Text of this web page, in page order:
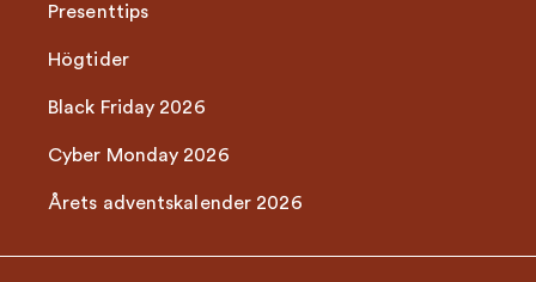
Presenttips
Högtider
Black Friday 2026
Cyber Monday 2026
Årets adventskalender 2026